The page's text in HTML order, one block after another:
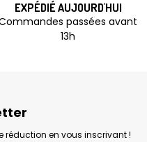
EXPÉDIÉ AUJOURD'HUI
passées avant
13h
réduction en vous inscrivant !